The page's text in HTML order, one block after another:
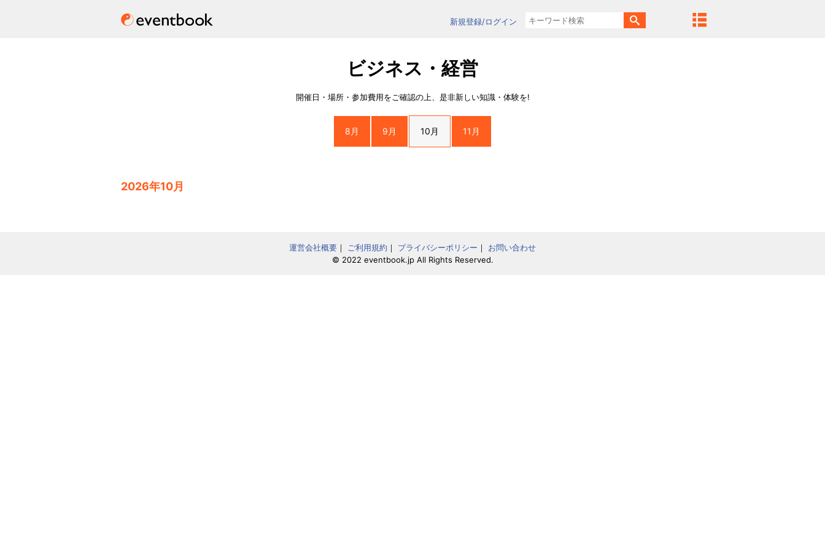
新規登録/ログイン
ビジネス・経営
開催日・場所・参加費用をご確認の上、是非新しい知識・体験を!
8月 9月 10月 11月
2026年10月
運営会社概要 ｜ ご利用規約 ｜ プライバシーポリシー ｜ お問い合わせ
© 2022 eventbook.jp All Rights Reserved.